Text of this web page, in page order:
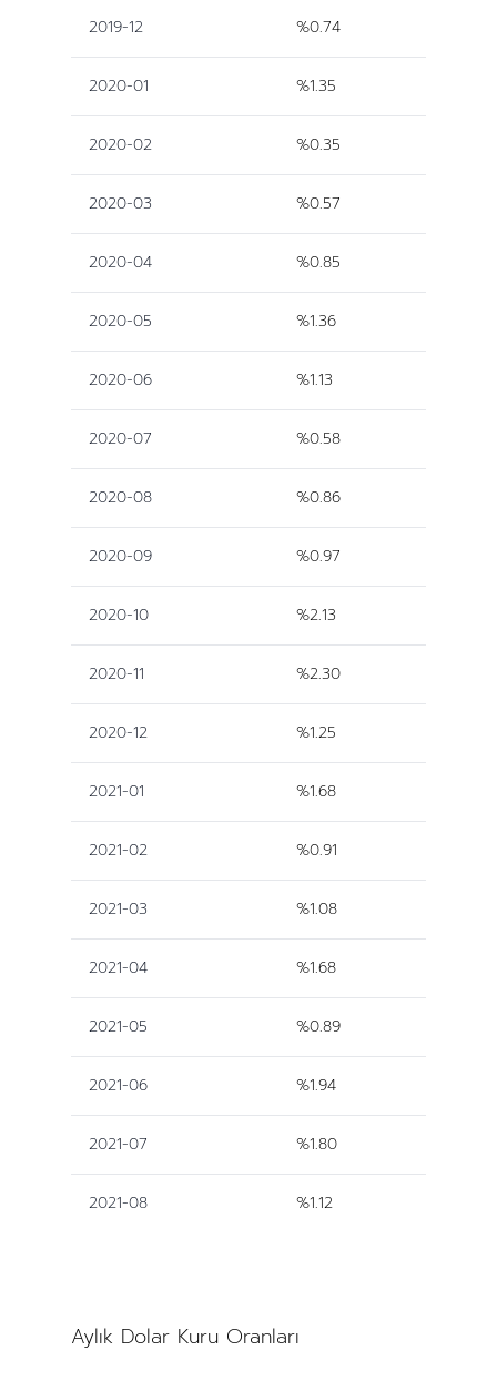
2019-12 %0.74
2020-01 %1.35
2020-02 %0.35
2020-03 %0.57
2020-04 %0.85
2020-05 %1.36
2020-06 %1.13
2020-07 %0.58
2020-08 %0.86
2020-09 %0.97
2020-10 %2.13
2020-11 %2.30
2020-12 %1.25
2021-01 %1.68
2021-02 %0.91
2021-03 %1.08
2021-04 %1.68
2021-05 %0.89
2021-06 %1.94
2021-07 %1.80
2021-08 %1.12
Aylık Dolar Kuru Oranları